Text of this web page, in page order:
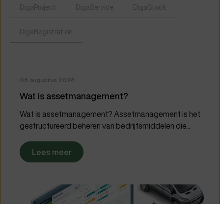
DigaProject DigaService DigaStock
DigaRegistration
06 augustus 2026
Wat is assetmanagement?
Wat is assetmanagement? Assetmanagement is het
gestructureerd beheren van bedrijfsmiddelen die...
Lees meer